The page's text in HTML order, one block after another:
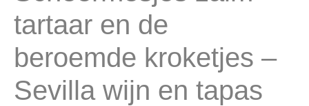
tartaar en de
beroemde kroketjes –
Sevilla wijn en tapas